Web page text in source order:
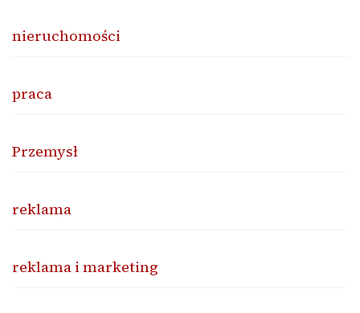
nieruchomości
praca
Przemysł
reklama
reklama i marketing